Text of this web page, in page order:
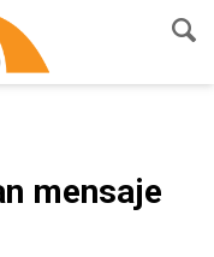
mensaje